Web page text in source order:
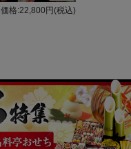
価格:22,800円(税込)